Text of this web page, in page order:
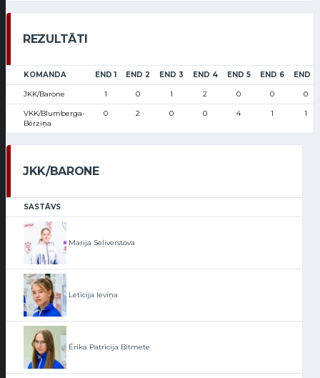
REZULTĀTI
KOMANDA END 1 END 2 END 3 END 4 END 5 END 6 END 7
JKK/Barone 1 0 1 2 0 0 0
VKK/Blumberga-
Bērziņa
0 2 0 0 4 1 1
JKK/BARONE
SASTĀVS
Marija Seļiverstova
Letīcija Ieviņa
Ērika Patrīcija Bitmete